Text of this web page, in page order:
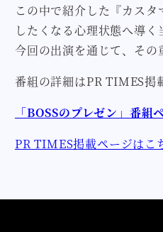
この中で紹介した『カス
したくなる心理状態へ導く
今回の出演を通じて、その
番組の詳細はPR TIMES掲
「BOSSのプレゼン」番組
PR TIMES掲載ページはこ